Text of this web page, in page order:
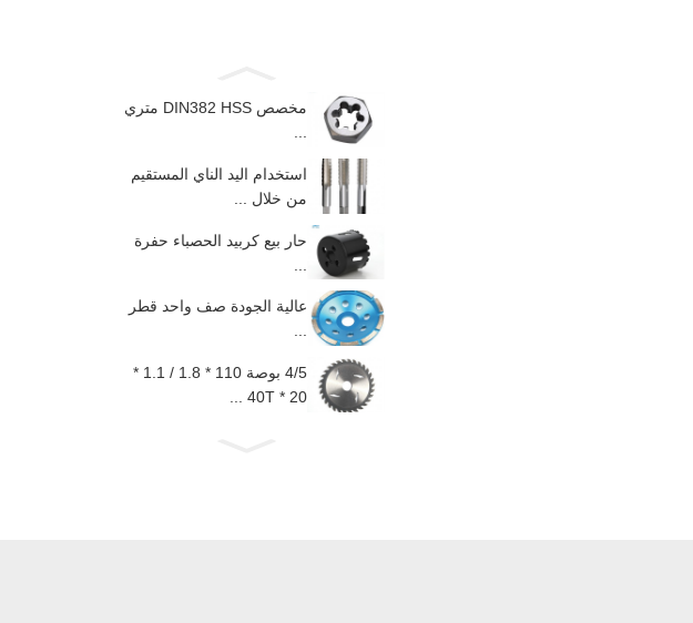
مخصص DIN382 HSS متري
...
استخدام اليد الناي المستقيم
من خلال ...
حار بيع كربيد الحصباء حفرة
عالية الجودة صف واحد قطر
...
4/5 بوصة 110 * 1.8 / 1.1 *
20 * 40T ...